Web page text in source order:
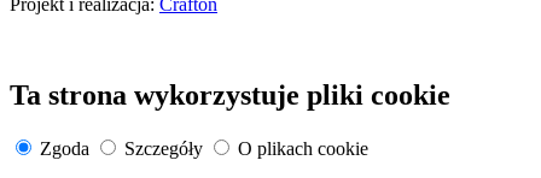
Ta strona wykorzystuje pliki cookie
Zgoda Szczegóły
O plikach cookie